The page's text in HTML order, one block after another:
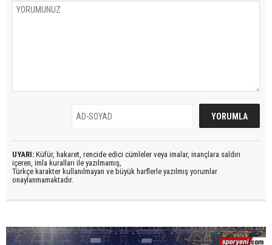
UYARI: Küfür, hakaret, rencide edici cümleler veya imalar, inançlara saldırı
içeren, imla kuralları ile yazılmamış,
Türkçe karakter kullanılmayan ve büyük harflerle yazılmış yorumlar
onaylanmamaktadır.